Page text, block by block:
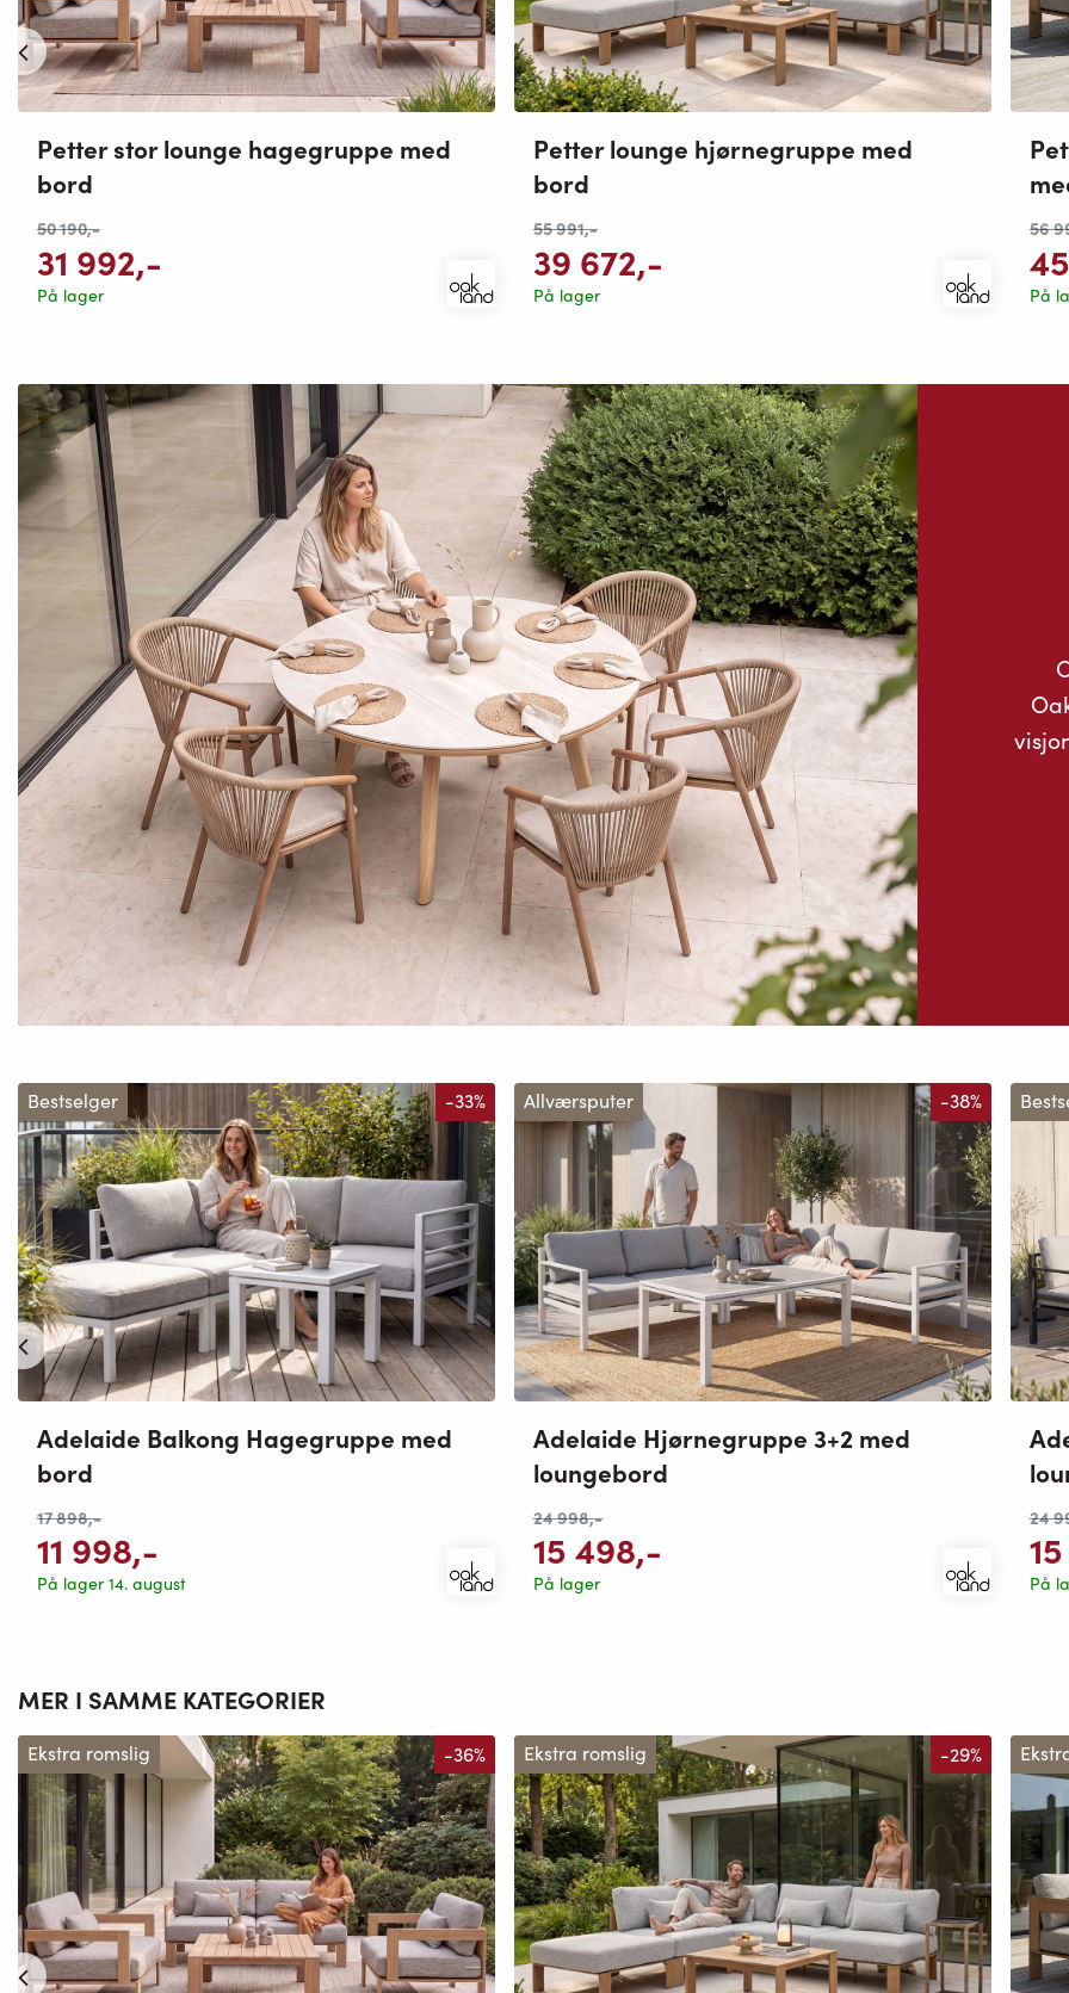
Petter stor lounge hagegruppe med
bord
50 190,-
31 992,-
På lager
Petter lounge hjørnegruppe med
bord
55 991,-
39 672,-
På lager
56
På
Bestselger -33%
Adelaide Balkong Hagegruppe med
bord
17 898,-
11 998,-
På lager 14. august
Allværsputer -38%
Adelaide Hjørnegruppe 3+2 med
loungebord
24 998,-
15 498,-
På lager
24
På
MER I SAMME KATEGORIER
Ekstra romslig -36% Ekstra romslig -29%